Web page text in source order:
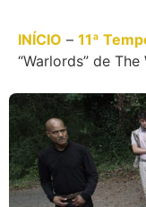
INÍCIO – 11ª
“Warlords” de